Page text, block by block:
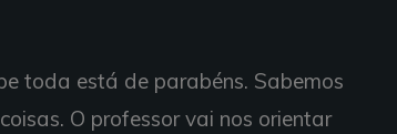
toda está de parabéns. Sabemos
O professor vai nos orientar